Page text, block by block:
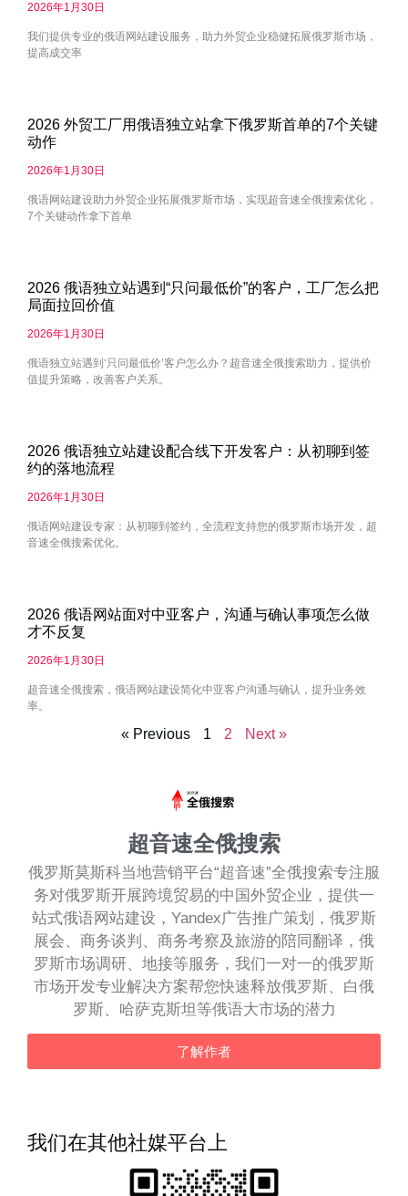
2026年1月30日
我们提供专业的俄语网站建设服务，助力外贸企业稳健拓展俄罗斯市场，
提高成交率
2026 外贸工厂用俄语独立站拿下俄罗斯首单的7个关键
动作
2026年1月30日
俄语网站建设助力外贸企业拓展俄罗斯市场，实现超音速全俄搜索优化，
7个关键动作拿下首单
2026 俄语独立站遇到“只问最低价”的客户，工厂怎么把
局面拉回价值
2026年1月30日
俄语独立站遇到‘只问最低价’客户怎么办？超音速全俄搜索助力，提供价
值提升策略，改善客户关系。
2026 俄语独立站建设配合线下开发客户：从初聊到签
约的落地流程
2026年1月30日
俄语网站建设专家：从初聊到签约，全流程支持您的俄罗斯市场开发，超
音速全俄搜索优化。
2026 俄语网站面对中亚客户，沟通与确认事项怎么做
才不反复
2026年1月30日
超音速全俄搜索，俄语网站建设简化中亚客户沟通与确认，提升业务效
率。
« Previous 1 2 Next »
超音速全俄搜索
俄罗斯莫斯科当地营销平台“超音速”全俄搜索专注服
务对俄罗斯开展跨境贸易的中国外贸企业，提供一
站式俄语网站建设，Yandex广告推广策划，俄罗斯
展会、商务谈判、商务考察及旅游的陪同翻译，俄
罗斯市场调研、地接等服务，我们一对一的俄罗斯
市场开发专业解决方案帮您快速释放俄罗斯、白俄
罗斯、哈萨克斯坦等俄语大市场的潜力
了解作者
我们在其他社媒平台上